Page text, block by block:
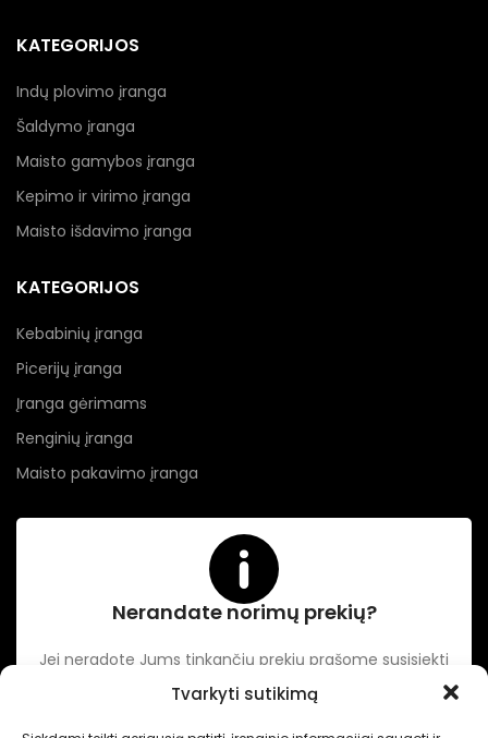
Tvarkyti sutikimą
KATEGORIJOS
Indų plovimo įranga
Šaldymo įranga
Maisto gamybos įranga
Kepimo ir virimo įranga
Maisto išdavimo įranga
KATEGORIJOS
Kebabinių įranga
Picerijų įranga
Įranga gėrimams
Renginių įranga
Maisto pakavimo įranga
Nerandate norimų prekių?
Jei neradote Jums tinkančių prekių prašome susisiekti
kontaktuose nurodytu tel. numeriu arba el. paštu.